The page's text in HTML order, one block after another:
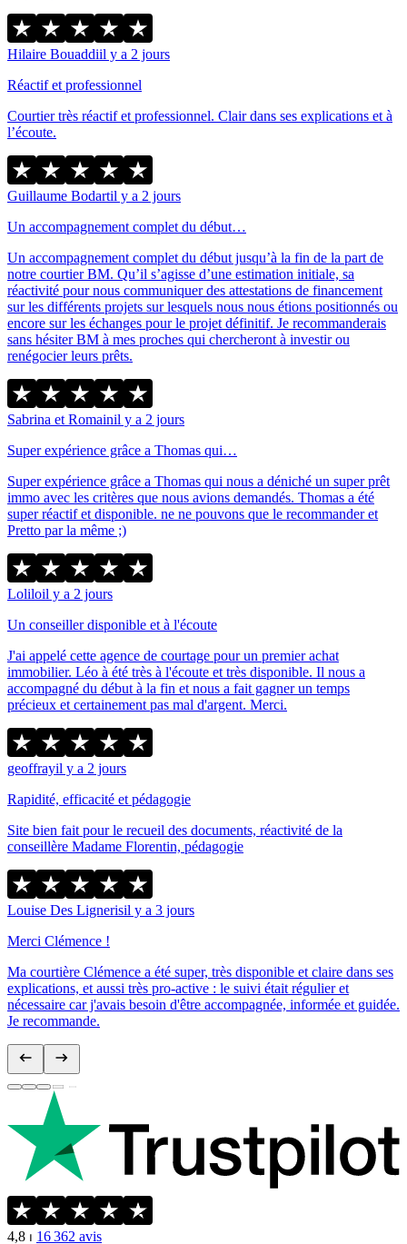
Hilaire Bouaddiil y a 2 jours
Réactif et professionnel
Courtier très réactif et professionnel. Clair dans ses explications et à
l’écoute.
Guillaume Bodartil y a 2 jours
Un accompagnement complet du début…
Un accompagnement complet du début jusqu’à la fin de la part de
notre courtier BM. Qu’il s’agisse d’une estimation initiale, sa
réactivité pour nous communiquer des attestations de financement
sur les différents projets sur lesquels nous nous étions positionnés ou
encore sur les échanges pour le projet définitif. Je recommanderais
sans hésiter BM à mes proches qui chercheront à investir ou
renégocier leurs prêts.
Sabrina et Romainil y a 2 jours
Super expérience grâce a Thomas qui…
Super expérience grâce a Thomas qui nous a déniché un super prêt
immo avec les critères que nous avions demandés. Thomas a été
super réactif et disponible. ne ne pouvons que le recommander et
Pretto par la même ;)
Loliloil y a 2 jours
Un conseiller disponible et à l'écoute
J'ai appelé cette agence de courtage pour un premier achat
immobilier. Léo à été très à l'écoute et très disponible. Il nous a
accompagné du début à la fin et nous a fait gagner un temps
précieux et certainement pas mal d'argent. Merci.
geoffrayil y a 2 jours
Rapidité, efficacité et pédagogie
Site bien fait pour le recueil des documents, réactivité de la
conseillère Madame Florentin, pédagogie
Louise Des Lignerisil y a 3 jours
Merci Clémence !
Ma courtière Clémence a été super, très disponible et claire dans ses
explications, et aussi très pro-active : le suivi était régulier et
nécessaire car j'avais besoin d'être accompagnée, informée et guidée.
Je recommande.
4,8 ⏐ 16 362 avis